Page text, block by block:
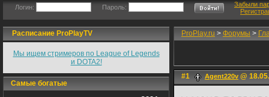
Логин: Пароль:
Забыли
Расписание ProPlayTV
Мы ищем стримеров по League of Legends
и DOTA2!
Самые богатые
ProPlay.ru > Форумы >
#1 Agent220v @